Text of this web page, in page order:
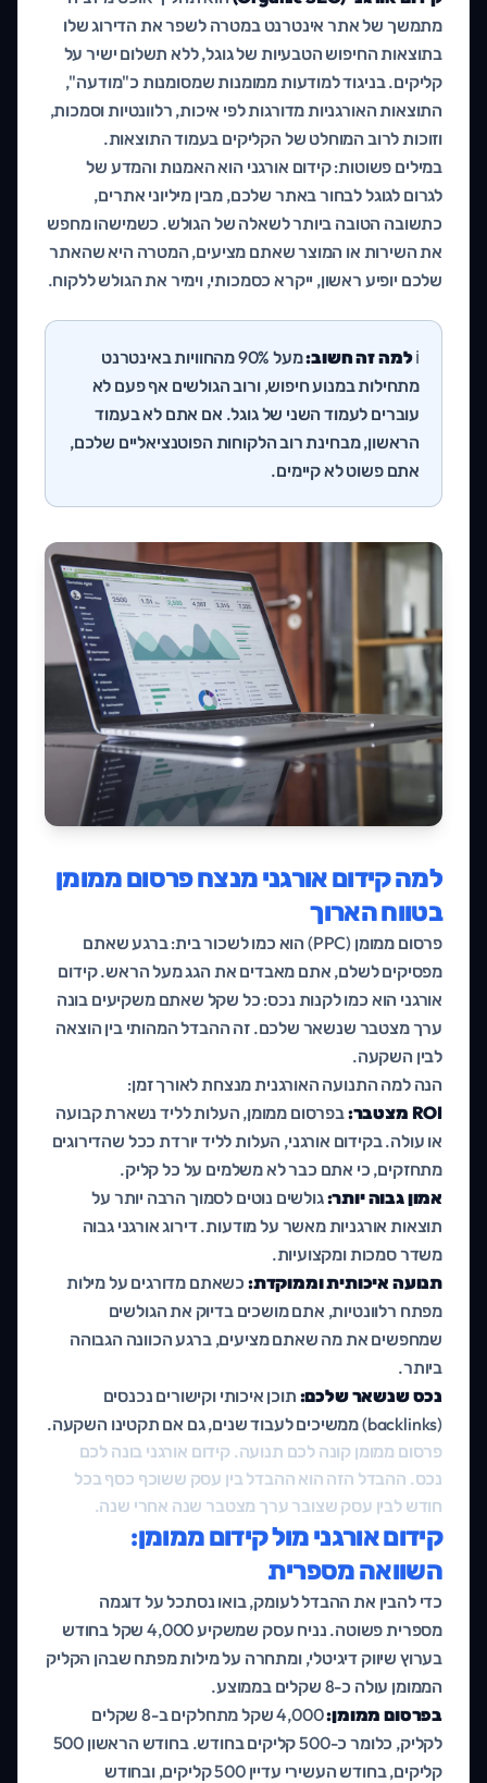
מתמשך של אתר אינטרנט במטרה לשפר את הדירוג שלו
בתוצאות החיפוש הטבעיות של גוגל, ללא תשלום ישיר על
קליקים. בניגוד למודעות ממומנות שמסומנות כ"מודעה",
התוצאות האורגניות מדורגות לפי איכות, רלוונטיות וסמכות,
וזוכות לרוב המוחלט של הקליקים בעמוד התוצאות.
במילים פשוטות: קידום אורגני הוא האמנות והמדע של
לגרום לגוגל לבחור באתר שלכם, מבין מיליוני אתרים,
כתשובה הטובה ביותר לשאלה של הגולש. כשמישהו מחפש
את השירות או המוצר שאתם מציעים, המטרה היא שהאתר
שלכם יופיע ראשון, ייקרא כסמכותי, וימיר את הגולש ללקוח.
ℹ️למה זה חשוב:
מעל 90% מהחוויות באינטרנט
מתחילות במנוע חיפוש, ורוב הגולשים אף פעם לא
עוברים לעמוד השני של גוגל. אם אתם לא בעמוד
הראשון, מבחינת רוב הלקוחות הפוטנציאליים שלכם,
אתם פשוט לא קיימים.
למה קידום אורגני מנצח פרסום ממומן
בטווח הארוך
פרסום ממומן (PPC) הוא כמו לשכור בית: ברגע שאתם
מפסיקים לשלם, אתם מאבדים את הגג מעל הראש. קידום
אורגני הוא כמו לקנות נכס: כל שקל שאתם משקיעים בונה
ערך מצטבר שנשאר שלכם. זה ההבדל המהותי בין הוצאה
לבין השקעה.
הנה למה התנועה האורגנית מנצחת לאורך זמן:
ROI מצטבר:
בפרסום ממומן, העלות לליד נשארת קבועה
או עולה. בקידום אורגני, העלות לליד יורדת ככל שהדירוגים
מתחזקים, כי אתם כבר לא משלמים על כל קליק.
אמון גבוה יותר:גולשים נוטים לסמוך הרבה יותר על
תוצאות אורגניות מאשר על מודעות. דירוג אורגני גבוה
משדר סמכות ומקצועיות.
תנועה איכותית וממוקדת: כשאתם מדורגים על מילות
מפתח רלוונטיות, אתם מושכים בדיוק את הגולשים
שמחפשים את מה שאתם מציעים, ברגע הכוונה הגבוהה
ביותר.
נכס שנשאר שלכם: תוכן איכותי וקישורים נכנסים
(backlinks) ממשיכים לעבוד שנים, גם אם תקטינו השקעה.
פרסום ממומן קונה לכם תנועה. קידום אורגני בונה לכם
נכס. ההבדל הזה הוא ההבדל בין עסק ששוכף כסף בכל
חודש לבין עסק שצובר ערך מצטבר שנה אחרי שנה.
קידום אורגני מול קידום ממומן:
השוואה מספרית
כדי להבין את ההבדל לעומק, בואו נסתכל על דוגמה
מספרית פשוטה. נניח עסק שמשקיע 4,000 שקל בחודש
בערוץ שיווק דיגיטלי, ומתחרה על מילות מפתח שבהן הקליק
הממומן עולה כ-8 שקלים בממוצע.
בפרסום ממומן:
4,000 שקל מתחלקים ב-8 שקלים
לקליק, כלומר כ-500 קליקים בחודש. בחודש הראשון 500
קליקים, בחודש העשירי עדיין 500 קליקים, ובחודש